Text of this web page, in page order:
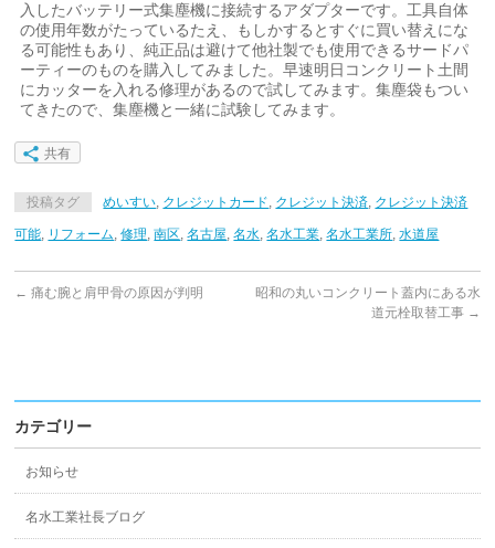
入したバッテリー式集塵機に接続するアダプターです。工具自体
の使用年数がたっているたえ、もしかするとすぐに買い替えにな
る可能性もあり、純正品は避けて他社製でも使用できるサードパ
ーティーのものを購入してみました。早速明日コンクリート土間
にカッターを入れる修理があるので試してみます。集塵袋もつい
てきたので、集塵機と一緒に試験してみます。
共有
投稿タグ めいすい, クレジットカード, クレジット決済, クレジット決済
可能, リフォーム,修理,南区,名古屋,名水,名水工業,名水工業所,水道屋
← 痛む腕と肩甲骨の原因が判明
昭和の丸いコンクリート蓋内にある水
道元栓取替工事 →
カテゴリー
お知らせ
名水工業社長ブログ